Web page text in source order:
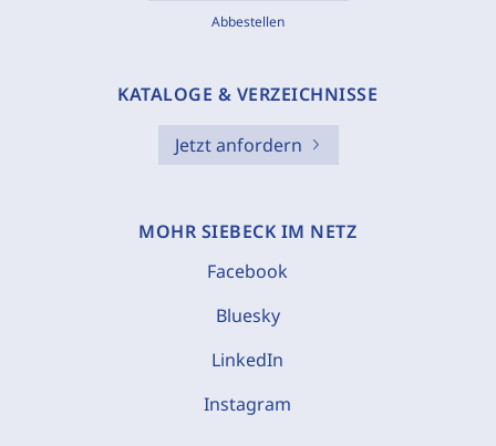
Abbestellen
KATALOGE & VERZEICHNISSE
Jetzt anfordern
MOHR SIEBECK IM NETZ
Facebook
Bluesky
LinkedIn
Instagram